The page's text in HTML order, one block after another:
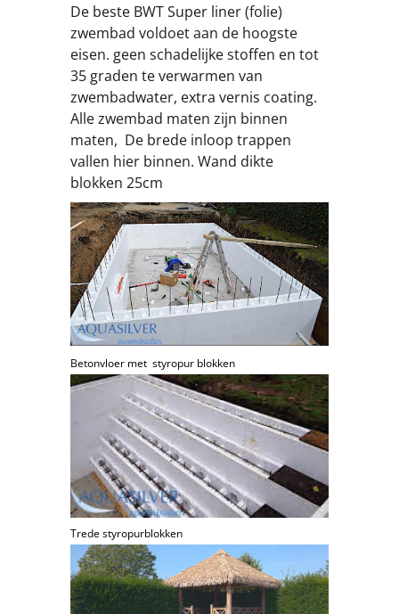
De beste BWT Super liner (folie)
zwembad voldoet aan de hoogste
eisen. geen schadelijke stoffen en tot
35 graden te verwarmen van
zwembadwater, extra vernis coating.
Alle zwembad maten zijn binnen
maten, De brede inloop trappen
vallen hier binnen. Wand dikte
blokken 25cm
Betonvloer met styropur blokken
Trede styropurblokken